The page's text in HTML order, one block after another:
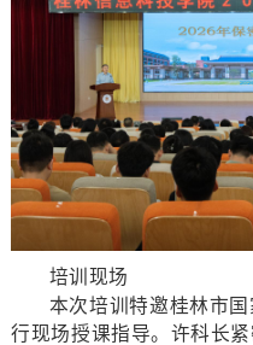
培训现场
本次培训特邀桂林市
行现场授课指导。许科长